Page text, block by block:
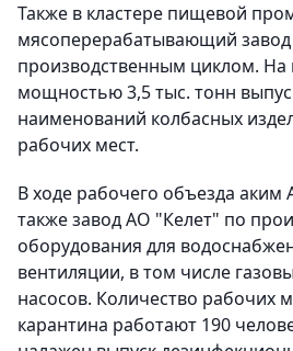
Также в кластере пищевой
мясоперерабатывающий
производственным циклом. На
мощностью 3,5 тыс. тонн
наименований колбасных
рабочих мест.
В ходе рабочего объезда аким
также завод АО "Келет" по
оборудования для
вентиляции, в том числе
насосов. Количество рабочих
карантина работают 190